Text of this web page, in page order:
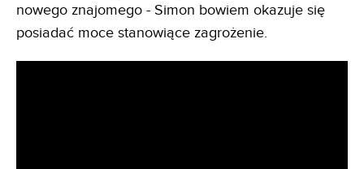
nowego znajomego - Simon bowiem okazuje się
posiadać moce stanowiące zagrożenie.